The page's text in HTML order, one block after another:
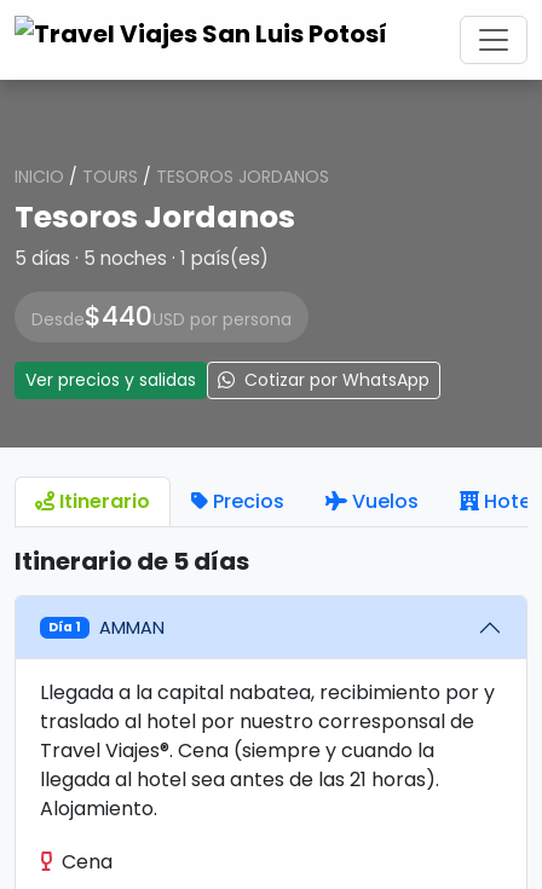
INICIO / TOURS / TESOROS JORDANOS
Tesoros Jordanos
5 días · 5 noches · 1 país(es)
Desde$440USD por persona
Ver precios y salidas Cotizar por WhatsApp
Itinerario Precios Vuelos
Itinerario de 5 días
Día 1 AMMAN
Llegada a la capital nabatea, recibimiento por y
traslado al hotel por nuestro corresponsal de
Travel Viajes®. Cena (siempre y cuando la
llegada al hotel sea antes de las 21 horas).
Alojamiento.
Cena